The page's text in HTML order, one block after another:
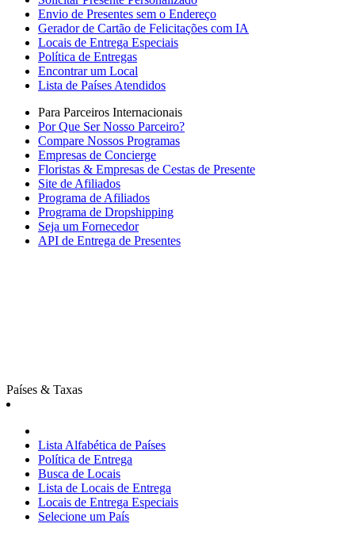
Envio de Presentes sem o Endereço
Gerador de Cartão de Felicitações com IA
Locais de Entrega Especiais
Política de Entregas
Encontrar um Local
Lista de Países Atendidos
Para Parceiros Internacionais
Por Que Ser Nosso Parceiro?
Compare Nossos Programas
Empresas de Concierge
Floristas & Empresas de Cestas de Presente
Site de Afiliados
Programa de Afiliados
Programa de Dropshipping
Seja um Fornecedor
API de Entrega de Presentes
Países & Taxas
Lista Alfabética de Países
Política de Entrega
Busca de Locais
Lista de Locais de Entrega
Locais de Entrega Especiais
Selecione um País